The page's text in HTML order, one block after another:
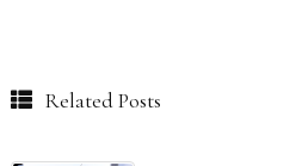
Related Posts